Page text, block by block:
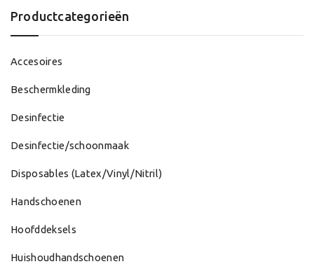
Productcategorieën
Accesoires
Beschermkleding
Desinfectie
Desinfectie/schoonmaak
Disposables (Latex/Vinyl/Nitril)
Handschoenen
Hoofddeksels
Huishoudhandschoenen